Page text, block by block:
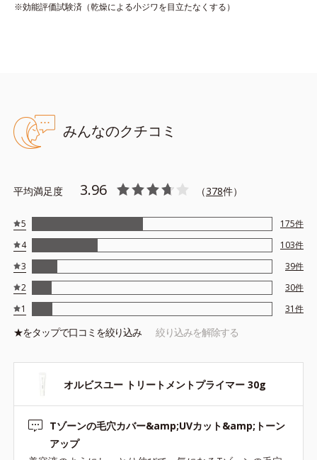
【ラスティング効果】
皮脂選択テカリ防止成分(*5)
*2 角層の範囲内
*3 スキンプロテクト※複合成分配合＝肌を保護し、乾燥を防ぐ
複合成分 ※ ビルベリー葉エキス、タベブイアインペチギノサ
樹皮エキス
*4 グリセリルグルコシド（保湿成分）、（ジメチコン／ビニル
ジメチコン）クロスポリマー、ジメチコン（カバー成分）
*5 アクリレーツコポリマー
ンフリー
●SPF50・PA+++
●セイヨウナシ果汁エキス*1＝保湿成分 ●カンゾウ葉エキス＝保湿
※効能評価試験済（乾燥による小ジワを目立たなくする）
みんなのクチコミ
平均満足度 3.96 （378件）
5 175件
4
103件
3
39件
2
30件
1
31件
★をタップで口コミを絞り込み 絞り込みを解除する
オルビスユー トリートメントプライマー 30g
Tゾーンの毛穴カバー&amp;UVカット&amp;トーン
アップ